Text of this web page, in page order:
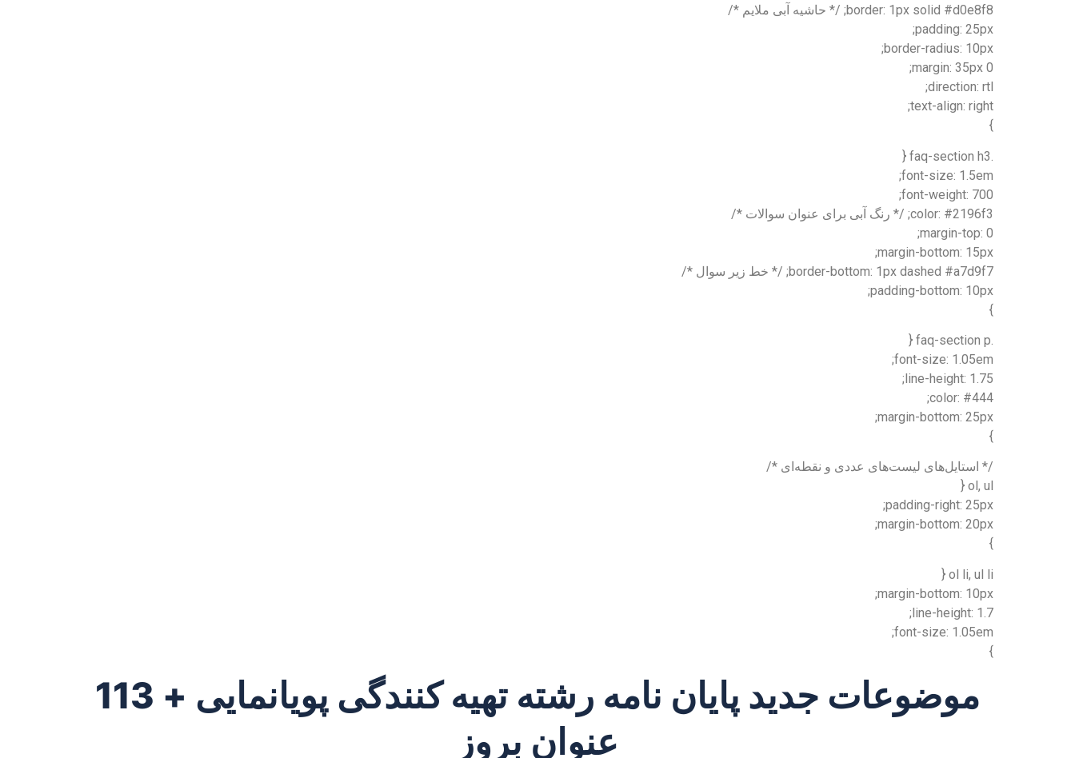
border: 1px solid #d0e8f8; /* حاشیه آبی ملایم */
padding: 25px;
border-radius: 10px;
margin: 35px 0;
direction: rtl;
text-align: right;
}
font-size: 1.5em;
font-weight: 700;
color: #2196f3; /* رنگ آبی برای عنوان سوالات */
margin-top: 0;
margin-bottom: 15px;
border-bottom: 1px dashed #a7d9f7; /* خط زیر سوال */
padding-bottom: 10px;
}
.faq-section p {
font-size: 1.05em;
line-height: 1.75;
color: #444;
margin-bottom: 25px;
}
/* استایل‌های لیست‌های عددی و نقطه‌ای */
ol, ul {
padding-right: 25px;
margin-bottom: 20px;
}
ol li, ul li {
margin-bottom: 10px;
line-height: 1.7;
font-size: 1.05em;
}
موضوعات جدید پایان نامه رشته تهیه کنندگی پویانمایی + 113
عنوان بروز